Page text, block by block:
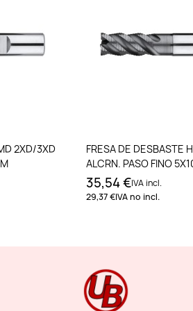
2XD/3XD
Añadir
FRESA DE DESBASTE
ALCRN. PASO FINO
35,54 €IVA incl.
29,37 €IVA no incl.